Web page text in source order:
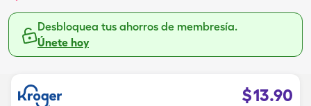
Desbloquea tus ahorros de membresía.
Únete hoy
$13.90